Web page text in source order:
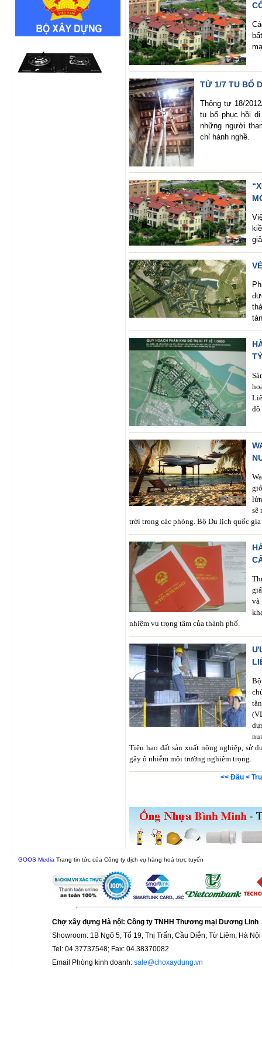
TỪ 1/7 TU BỔ
Thông tư 18/
tu bổ phục hồi
những người
chỉ hành nghề.
đô
sẽ
trời trong các phòng. Bộ Du lịch quốc
và
nhiệm vụ trọng tâm của thành phố.
Tiêu hao đất sản xuất nông nghiệp, sử
gây ô nhiễm môi trường nghiêm trọng.
<< Đầu <
GOOS Media Trang tin tức của Công ty dịch vụ hàng hoá trực tuyến
Chợ xây dựng Hà nội: Công ty TNHH Thương mại Dương Linh
Showroom: 1B Ngõ 5, Tổ 19, Thị Trấn, Cầu Diễn, Từ Liêm, Hà Nội
Tel: 04.37737548; Fax: 04.38370082
Email Phòng kinh doanh: sale@choxaydung.vn